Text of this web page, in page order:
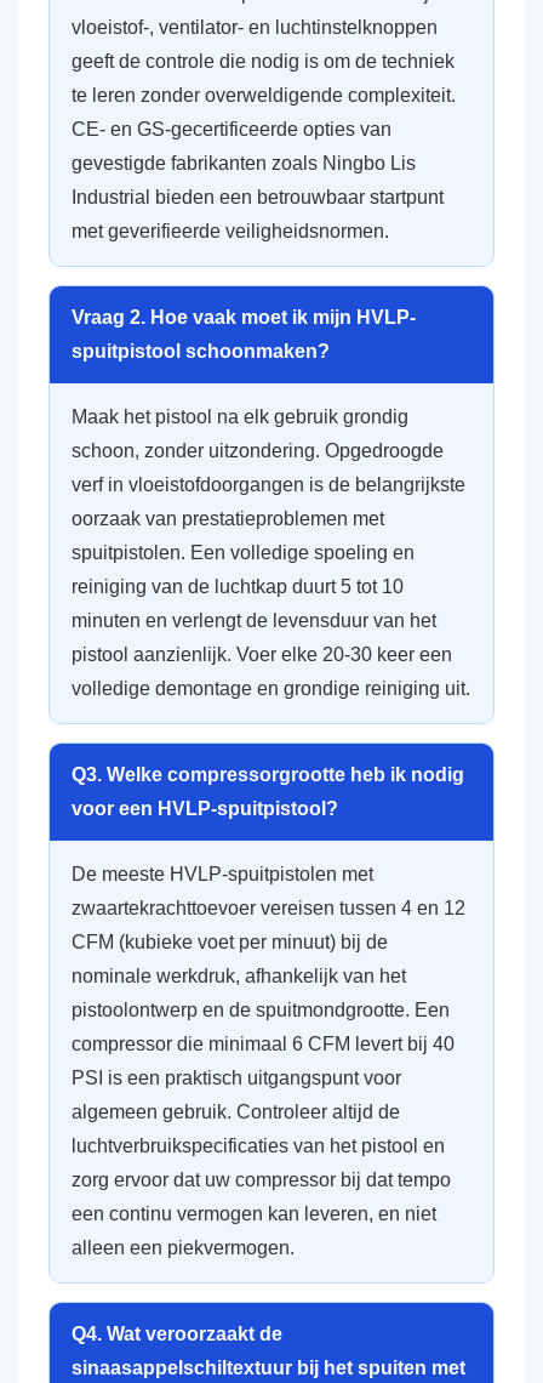
vloeistof-, ventilator- en luchtinstelknoppen
geeft de controle die nodig is om de techniek
te leren zonder overweldigende complexiteit.
CE- en GS-gecertificeerde opties van
gevestigde fabrikanten zoals Ningbo Lis
Industrial bieden een betrouwbaar startpunt
met geverifieerde veiligheidsnormen.
Vraag 2. Hoe vaak moet ik mijn HVLP-
spuitpistool schoonmaken?
Maak het pistool na elk gebruik grondig
schoon, zonder uitzondering. Opgedroogde
verf in vloeistofdoorgangen is de belangrijkste
oorzaak van prestatieproblemen met
spuitpistolen. Een volledige spoeling en
reiniging van de luchtkap duurt 5 tot 10
minuten en verlengt de levensduur van het
pistool aanzienlijk. Voer elke 20-30 keer een
volledige demontage en grondige reiniging uit.
Q3. Welke compressorgrootte heb ik nodig
voor een HVLP-spuitpistool?
De meeste HVLP-spuitpistolen met
zwaartekrachttoevoer vereisen tussen 4 en 12
CFM (kubieke voet per minuut) bij de
nominale werkdruk, afhankelijk van het
pistoolontwerp en de spuitmondgrootte. Een
compressor die minimaal 6 CFM levert bij 40
PSI is een praktisch uitgangspunt voor
algemeen gebruik. Controleer altijd de
luchtverbruikspecificaties van het pistool en
zorg ervoor dat uw compressor bij dat tempo
een continu vermogen kan leveren, en niet
alleen een piekvermogen.
Q4. Wat veroorzaakt de
sinaasappelschiltextuur bij het spuiten met